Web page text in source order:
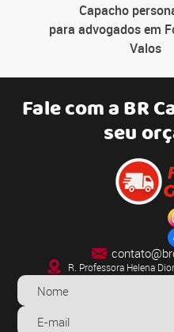
Capacho
para advogados em
Valos
Fale com aBR
seu
R. Professora Helena